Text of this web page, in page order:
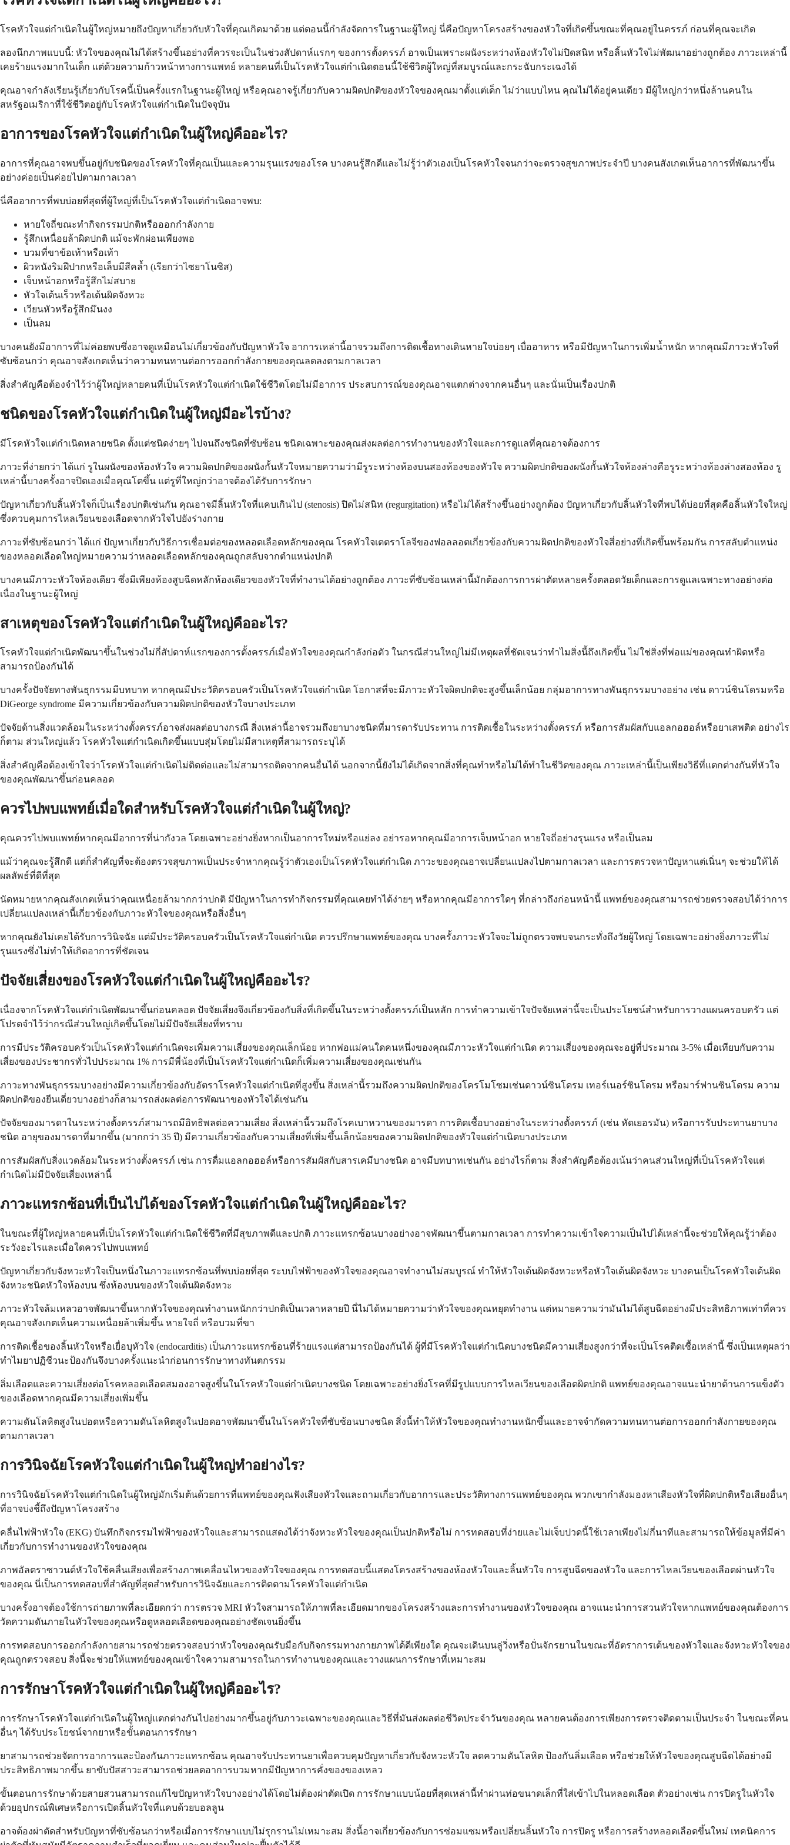
โรคหัวใจแต่กำเนิดในผู้ใหญ่หมายถึงปัญหาเกี่ยวกับหัวใจที่คุณเกิดมาด้วย แต่ตอนนี้กำลังจัดการในฐานะผู้ใหญ่ นี่คือปัญหาโครงสร้างของหัวใจที่เกิดขึ้นขณะที่คุณอยู่ในครรภ์ ก่อนที่คุณจะเกิด
ลองนึกภาพแบบนี้: หัวใจของคุณไม่ได้สร้างขึ้นอย่างที่ควรจะเป็นในช่วงสัปดาห์แรกๆ ของการตั้งครรภ์ อาจเป็นเพราะผนังระหว่างห้องหัวใจไม่ปิดสนิท หรือลิ้นหัวใจไม่พัฒนาอย่างถูกต้อง ภาวะเหล่านี้
เคยร้ายแรงมากในเด็ก แต่ด้วยความก้าวหน้าทางการแพทย์ หลายคนที่เป็นโรคหัวใจแต่กำเนิดตอนนี้ใช้ชีวิตผู้ใหญ่ที่สมบูรณ์และกระฉับกระเฉงได้
คุณอาจกำลังเรียนรู้เกี่ยวกับโรคนี้เป็นครั้งแรกในฐานะผู้ใหญ่ หรือคุณอาจรู้เกี่ยวกับความผิดปกติของหัวใจของคุณมาตั้งแต่เด็ก ไม่ว่าแบบไหน คุณไม่ได้อยู่คนเดียว มีผู้ใหญ่กว่าหนึ่งล้านคนใน
สหรัฐอเมริกาที่ใช้ชีวิตอยู่กับโรคหัวใจแต่กำเนิดในปัจจุบัน
อาการของโรคหัวใจแต่กำเนิดในผู้ใหญ่คืออะไร?
อาการที่คุณอาจพบขึ้นอยู่กับชนิดของโรคหัวใจที่คุณเป็นและความรุนแรงของโรค บางคนรู้สึกดีและไม่รู้ว่าตัวเองเป็นโรคหัวใจจนกว่าจะตรวจสุขภาพประจำปี บางคนสังเกตเห็นอาการที่พัฒนาขึ้น
อย่างค่อยเป็นค่อยไปตามกาลเวลา
นี่คืออาการที่พบบ่อยที่สุดที่ผู้ใหญ่ที่เป็นโรคหัวใจแต่กำเนิดอาจพบ:
หายใจถี่ขณะทำกิจกรรมปกติหรือออกกำลังกาย
รู้สึกเหนื่อยล้าผิดปกติ แม้จะพักผ่อนเพียงพอ
บวมที่ขาข้อเท้าหรือเท้า
ผิวหนังริมฝีปากหรือเล็บมีสีคล้ำ (เรียกว่าไซยาโนซิส)
เจ็บหน้าอกหรือรู้สึกไม่สบาย
หัวใจเต้นเร็วหรือเต้นผิดจังหวะ
เวียนหัวหรือรู้สึกมึนงง
เป็นลม
บางคนยังมีอาการที่ไม่ค่อยพบซึ่งอาจดูเหมือนไม่เกี่ยวข้องกับปัญหาหัวใจ อาการเหล่านี้อาจรวมถึงการติดเชื้อทางเดินหายใจบ่อยๆ เบื่ออาหาร หรือมีปัญหาในการเพิ่มน้ำหนัก หากคุณมีภาวะหัวใจที่
ซับซ้อนกว่า คุณอาจสังเกตเห็นว่าความทนทานต่อการออกกำลังกายของคุณลดลงตามกาลเวลา
สิ่งสำคัญคือต้องจำไว้ว่าผู้ใหญ่หลายคนที่เป็นโรคหัวใจแต่กำเนิดใช้ชีวิตโดยไม่มีอาการ ประสบการณ์ของคุณอาจแตกต่างจากคนอื่นๆ และนั่นเป็นเรื่องปกติ
ชนิดของโรคหัวใจแต่กำเนิดในผู้ใหญ่มีอะไรบ้าง?
มีโรคหัวใจแต่กำเนิดหลายชนิด ตั้งแต่ชนิดง่ายๆ ไปจนถึงชนิดที่ซับซ้อน ชนิดเฉพาะของคุณส่งผลต่อการทำงานของหัวใจและการดูแลที่คุณอาจต้องการ
ภาวะที่ง่ายกว่า ได้แก่ รูในผนังของห้องหัวใจ ความผิดปกติของผนังกั้นหัวใจหมายความว่ามีรูระหว่างห้องบนสองห้องของหัวใจ ความผิดปกติของผนังกั้นหัวใจห้องล่างคือรูระหว่างห้องล่างสองห้อง รู
เหล่านี้บางครั้งอาจปิดเองเมื่อคุณโตขึ้น แต่รูที่ใหญ่กว่าอาจต้องได้รับการรักษา
ปัญหาเกี่ยวกับลิ้นหัวใจก็เป็นเรื่องปกติเช่นกัน คุณอาจมีลิ้นหัวใจที่แคบเกินไป (stenosis) ปิดไม่สนิท (regurgitation) หรือไม่ได้สร้างขึ้นอย่างถูกต้อง ปัญหาเกี่ยวกับลิ้นหัวใจที่พบได้บ่อยที่สุดคือลิ้นหัวใจใหญ่
ซึ่งควบคุมการไหลเวียนของเลือดจากหัวใจไปยังร่างกาย
ภาวะที่ซับซ้อนกว่า ได้แก่ ปัญหาเกี่ยวกับวิธีการเชื่อมต่อของหลอดเลือดหลักของคุณ โรคหัวใจเตตราโลจีของฟอลลอตเกี่ยวข้องกับความผิดปกติของหัวใจสี่อย่างที่เกิดขึ้นพร้อมกัน การสลับตำแหน่ง
ของหลอดเลือดใหญ่หมายความว่าหลอดเลือดหลักของคุณถูกสลับจากตำแหน่งปกติ
บางคนมีภาวะหัวใจห้องเดียว ซึ่งมีเพียงห้องสูบฉีดหลักห้องเดียวของหัวใจที่ทำงานได้อย่างถูกต้อง ภาวะที่ซับซ้อนเหล่านี้มักต้องการการผ่าตัดหลายครั้งตลอดวัยเด็กและการดูแลเฉพาะทางอย่างต่อ
เนื่องในฐานะผู้ใหญ่
สาเหตุของโรคหัวใจแต่กำเนิดในผู้ใหญ่คืออะไร?
โรคหัวใจแต่กำเนิดพัฒนาขึ้นในช่วงไม่กี่สัปดาห์แรกของการตั้งครรภ์เมื่อหัวใจของคุณกำลังก่อตัว ในกรณีส่วนใหญ่ไม่มีเหตุผลที่ชัดเจนว่าทำไมสิ่งนี้ถึงเกิดขึ้น ไม่ใช่สิ่งที่พ่อแม่ของคุณทำผิดหรือ
สามารถป้องกันได้
บางครั้งปัจจัยทางพันธุกรรมมีบทบาท หากคุณมีประวัติครอบครัวเป็นโรคหัวใจแต่กำเนิด โอกาสที่จะมีภาวะหัวใจผิดปกติจะสูงขึ้นเล็กน้อย กลุ่มอาการทางพันธุกรรมบางอย่าง เช่น ดาวน์ซินโดรมหรือ
DiGeorge syndrome มีความเกี่ยวข้องกับความผิดปกติของหัวใจบางประเภท
ปัจจัยด้านสิ่งแวดล้อมในระหว่างตั้งครรภ์อาจส่งผลต่อบางกรณี สิ่งเหล่านี้อาจรวมถึงยาบางชนิดที่มารดารับประทาน การติดเชื้อในระหว่างตั้งครรภ์ หรือการสัมผัสกับแอลกอฮอล์หรือยาเสพติด อย่างไร
ก็ตาม ส่วนใหญ่แล้ว โรคหัวใจแต่กำเนิดเกิดขึ้นแบบสุ่มโดยไม่มีสาเหตุที่สามารถระบุได้
สิ่งสำคัญคือต้องเข้าใจว่าโรคหัวใจแต่กำเนิดไม่ติดต่อและไม่สามารถติดจากคนอื่นได้ นอกจากนี้ยังไม่ได้เกิดจากสิ่งที่คุณทำหรือไม่ได้ทำในชีวิตของคุณ ภาวะเหล่านี้เป็นเพียงวิธีที่แตกต่างกันที่หัวใจ
ของคุณพัฒนาขึ้นก่อนคลอด
ควรไปพบแพทย์เมื่อใดสำหรับโรคหัวใจแต่กำเนิดในผู้ใหญ่?
คุณควรไปพบแพทย์หากคุณมีอาการที่น่ากังวล โดยเฉพาะอย่างยิ่งหากเป็นอาการใหม่หรือแย่ลง อย่ารอหากคุณมีอาการเจ็บหน้าอก หายใจถี่อย่างรุนแรง หรือเป็นลม
แม้ว่าคุณจะรู้สึกดี แต่ก็สำคัญที่จะต้องตรวจสุขภาพเป็นประจำหากคุณรู้ว่าตัวเองเป็นโรคหัวใจแต่กำเนิด ภาวะของคุณอาจเปลี่ยนแปลงไปตามกาลเวลา และการตรวจหาปัญหาแต่เนิ่นๆ จะช่วยให้ได้
ผลลัพธ์ที่ดีที่สุด
นัดหมายหากคุณสังเกตเห็นว่าคุณเหนื่อยล้ามากกว่าปกติ มีปัญหาในการทำกิจกรรมที่คุณเคยทำได้ง่ายๆ หรือหากคุณมีอาการใดๆ ที่กล่าวถึงก่อนหน้านี้ แพทย์ของคุณสามารถช่วยตรวจสอบได้ว่าการ
เปลี่ยนแปลงเหล่านี้เกี่ยวข้องกับภาวะหัวใจของคุณหรือสิ่งอื่นๆ
หากคุณยังไม่เคยได้รับการวินิจฉัย แต่มีประวัติครอบครัวเป็นโรคหัวใจแต่กำเนิด ควรปรึกษาแพทย์ของคุณ บางครั้งภาวะหัวใจจะไม่ถูกตรวจพบจนกระทั่งถึงวัยผู้ใหญ่ โดยเฉพาะอย่างยิ่งภาวะที่ไม่
รุนแรงซึ่งไม่ทำให้เกิดอาการที่ชัดเจน
ปัจจัยเสี่ยงของโรคหัวใจแต่กำเนิดในผู้ใหญ่คืออะไร?
เนื่องจากโรคหัวใจแต่กำเนิดพัฒนาขึ้นก่อนคลอด ปัจจัยเสี่ยงจึงเกี่ยวข้องกับสิ่งที่เกิดขึ้นในระหว่างตั้งครรภ์เป็นหลัก การทำความเข้าใจปัจจัยเหล่านี้จะเป็นประโยชน์สำหรับการวางแผนครอบครัว แต่
โปรดจำไว้ว่ากรณีส่วนใหญ่เกิดขึ้นโดยไม่มีปัจจัยเสี่ยงที่ทราบ
การมีประวัติครอบครัวเป็นโรคหัวใจแต่กำเนิดจะเพิ่มความเสี่ยงของคุณเล็กน้อย หากพ่อแม่คนใดคนหนึ่งของคุณมีภาวะหัวใจแต่กำเนิด ความเสี่ยงของคุณจะอยู่ที่ประมาณ 3-5% เมื่อเทียบกับความ
เสี่ยงของประชากรทั่วไปประมาณ 1% การมีพี่น้องที่เป็นโรคหัวใจแต่กำเนิดก็เพิ่มความเสี่ยงของคุณเช่นกัน
ภาวะทางพันธุกรรมบางอย่างมีความเกี่ยวข้องกับอัตราโรคหัวใจแต่กำเนิดที่สูงขึ้น สิ่งเหล่านี้รวมถึงความผิดปกติของโครโมโซมเช่นดาวน์ซินโดรม เทอร์เนอร์ซินโดรม หรือมาร์ฟานซินโดรม ความ
ผิดปกติของยีนเดี่ยวบางอย่างก็สามารถส่งผลต่อการพัฒนาของหัวใจได้เช่นกัน
ปัจจัยของมารดาในระหว่างตั้งครรภ์สามารถมีอิทธิพลต่อความเสี่ยง สิ่งเหล่านี้รวมถึงโรคเบาหวานของมารดา การติดเชื้อบางอย่างในระหว่างตั้งครรภ์ (เช่น หัดเยอรมัน) หรือการรับประทานยาบาง
ชนิด อายุของมารดาที่มากขึ้น (มากกว่า 35 ปี) มีความเกี่ยวข้องกับความเสี่ยงที่เพิ่มขึ้นเล็กน้อยของความผิดปกติของหัวใจแต่กำเนิดบางประเภท
การสัมผัสกับสิ่งแวดล้อมในระหว่างตั้งครรภ์ เช่น การดื่มแอลกอฮอล์หรือการสัมผัสกับสารเคมีบางชนิด อาจมีบทบาทเช่นกัน อย่างไรก็ตาม สิ่งสำคัญคือต้องเน้นว่าคนส่วนใหญ่ที่เป็นโรคหัวใจแต่
กำเนิดไม่มีปัจจัยเสี่ยงเหล่านี้
ภาวะแทรกซ้อนที่เป็นไปได้ของโรคหัวใจแต่กำเนิดในผู้ใหญ่คืออะไร?
ในขณะที่ผู้ใหญ่หลายคนที่เป็นโรคหัวใจแต่กำเนิดใช้ชีวิตที่มีสุขภาพดีและปกติ ภาวะแทรกซ้อนบางอย่างอาจพัฒนาขึ้นตามกาลเวลา การทำความเข้าใจความเป็นไปได้เหล่านี้จะช่วยให้คุณรู้ว่าต้อง
ระวังอะไรและเมื่อใดควรไปพบแพทย์
ปัญหาเกี่ยวกับจังหวะหัวใจเป็นหนึ่งในภาวะแทรกซ้อนที่พบบ่อยที่สุด ระบบไฟฟ้าของหัวใจของคุณอาจทำงานไม่สมบูรณ์ ทำให้หัวใจเต้นผิดจังหวะหรือหัวใจเต้นผิดจังหวะ บางคนเป็นโรคหัวใจเต้นผิด
จังหวะชนิดหัวใจห้องบน ซึ่งห้องบนของหัวใจเต้นผิดจังหวะ
ภาวะหัวใจล้มเหลวอาจพัฒนาขึ้นหากหัวใจของคุณทำงานหนักกว่าปกติเป็นเวลาหลายปี นี่ไม่ได้หมายความว่าหัวใจของคุณหยุดทำงาน แต่หมายความว่ามันไม่ได้สูบฉีดอย่างมีประสิทธิภาพเท่าที่ควร
คุณอาจสังเกตเห็นความเหนื่อยล้าเพิ่มขึ้น หายใจถี่ หรือบวมที่ขา
การติดเชื้อของลิ้นหัวใจหรือเยื่อบุหัวใจ (endocarditis) เป็นภาวะแทรกซ้อนที่ร้ายแรงแต่สามารถป้องกันได้ ผู้ที่มีโรคหัวใจแต่กำเนิดบางชนิดมีความเสี่ยงสูงกว่าที่จะเป็นโรคติดเชื้อเหล่านี้ ซึ่งเป็นเหตุผลว่า
ทำไมยาปฏิชีวนะป้องกันจึงบางครั้งแนะนำก่อนการรักษาทางทันตกรรม
ลิ่มเลือดและความเสี่ยงต่อโรคหลอดเลือดสมองอาจสูงขึ้นในโรคหัวใจแต่กำเนิดบางชนิด โดยเฉพาะอย่างยิ่งโรคที่มีรูปแบบการไหลเวียนของเลือดผิดปกติ แพทย์ของคุณอาจแนะนำยาต้านการแข็งตัว
ของเลือดหากคุณมีความเสี่ยงเพิ่มขึ้น
ความดันโลหิตสูงในปอดหรือความดันโลหิตสูงในปอดอาจพัฒนาขึ้นในโรคหัวใจที่ซับซ้อนบางชนิด สิ่งนี้ทำให้หัวใจของคุณทำงานหนักขึ้นและอาจจำกัดความทนทานต่อการออกกำลังกายของคุณ
ตามกาลเวลา
การวินิจฉัยโรคหัวใจแต่กำเนิดในผู้ใหญ่ทำอย่างไร?
การวินิจฉัยโรคหัวใจแต่กำเนิดในผู้ใหญ่มักเริ่มต้นด้วยการที่แพทย์ของคุณฟังเสียงหัวใจและถามเกี่ยวกับอาการและประวัติทางการแพทย์ของคุณ พวกเขากำลังมองหาเสียงหัวใจที่ผิดปกติหรือเสียงอื่นๆ
ที่อาจบ่งชี้ถึงปัญหาโครงสร้าง
คลื่นไฟฟ้าหัวใจ (EKG) บันทึกกิจกรรมไฟฟ้าของหัวใจและสามารถแสดงได้ว่าจังหวะหัวใจของคุณเป็นปกติหรือไม่ การทดสอบที่ง่ายและไม่เจ็บปวดนี้ใช้เวลาเพียงไม่กี่นาทีและสามารถให้ข้อมูลที่มีค่า
เกี่ยวกับการทำงานของหัวใจของคุณ
ภาพอัลตราซาวนด์หัวใจใช้คลื่นเสียงเพื่อสร้างภาพเคลื่อนไหวของหัวใจของคุณ การทดสอบนี้แสดงโครงสร้างของห้องหัวใจและลิ้นหัวใจ การสูบฉีดของหัวใจ และการไหลเวียนของเลือดผ่านหัวใจ
ของคุณ นี่เป็นการทดสอบที่สำคัญที่สุดสำหรับการวินิจฉัยและการติดตามโรคหัวใจแต่กำเนิด
บางครั้งอาจต้องใช้การถ่ายภาพที่ละเอียดกว่า การตรวจ MRI หัวใจสามารถให้ภาพที่ละเอียดมากของโครงสร้างและการทำงานของหัวใจของคุณ อาจแนะนำการสวนหัวใจหากแพทย์ของคุณต้องการ
วัดความดันภายในหัวใจของคุณหรือดูหลอดเลือดของคุณอย่างชัดเจนยิ่งขึ้น
การทดสอบการออกกำลังกายสามารถช่วยตรวจสอบว่าหัวใจของคุณรับมือกับกิจกรรมทางกายภาพได้ดีเพียงใด คุณจะเดินบนลู่วิ่งหรือปั่นจักรยานในขณะที่อัตราการเต้นของหัวใจและจังหวะหัวใจของ
คุณถูกตรวจสอบ สิ่งนี้จะช่วยให้แพทย์ของคุณเข้าใจความสามารถในการทำงานของคุณและวางแผนการรักษาที่เหมาะสม
การรักษาโรคหัวใจแต่กำเนิดในผู้ใหญ่คืออะไร?
การรักษาโรคหัวใจแต่กำเนิดในผู้ใหญ่แตกต่างกันไปอย่างมากขึ้นอยู่กับภาวะเฉพาะของคุณและวิธีที่มันส่งผลต่อชีวิตประจำวันของคุณ หลายคนต้องการเพียงการตรวจติดตามเป็นประจำ ในขณะที่คน
อื่นๆ ได้รับประโยชน์จากยาหรือขั้นตอนการรักษา
ยาสามารถช่วยจัดการอาการและป้องกันภาวะแทรกซ้อน คุณอาจรับประทานยาเพื่อควบคุมปัญหาเกี่ยวกับจังหวะหัวใจ ลดความดันโลหิต ป้องกันลิ่มเลือด หรือช่วยให้หัวใจของคุณสูบฉีดได้อย่างมี
ประสิทธิภาพมากขึ้น ยาขับปัสสาวะสามารถช่วยลดอาการบวมหากมีปัญหาการคั่งของของเหลว
ขั้นตอนการรักษาด้วยสายสวนสามารถแก้ไขปัญหาหัวใจบางอย่างได้โดยไม่ต้องผ่าตัดเปิด การรักษาแบบน้อยที่สุดเหล่านี้ทำผ่านท่อขนาดเล็กที่ใส่เข้าไปในหลอดเลือด ตัวอย่างเช่น การปิดรูในหัวใจ
ด้วยอุปกรณ์พิเศษหรือการเปิดลิ้นหัวใจที่แคบด้วยบอลลูน
อาจต้องผ่าตัดสำหรับปัญหาที่ซับซ้อนกว่าหรือเมื่อการรักษาแบบไม่รุกรานไม่เหมาะสม สิ่งนี้อาจเกี่ยวข้องกับการซ่อมแซมหรือเปลี่ยนลิ้นหัวใจ การปิดรู หรือการสร้างหลอดเลือดขึ้นใหม่ เทคนิคการ